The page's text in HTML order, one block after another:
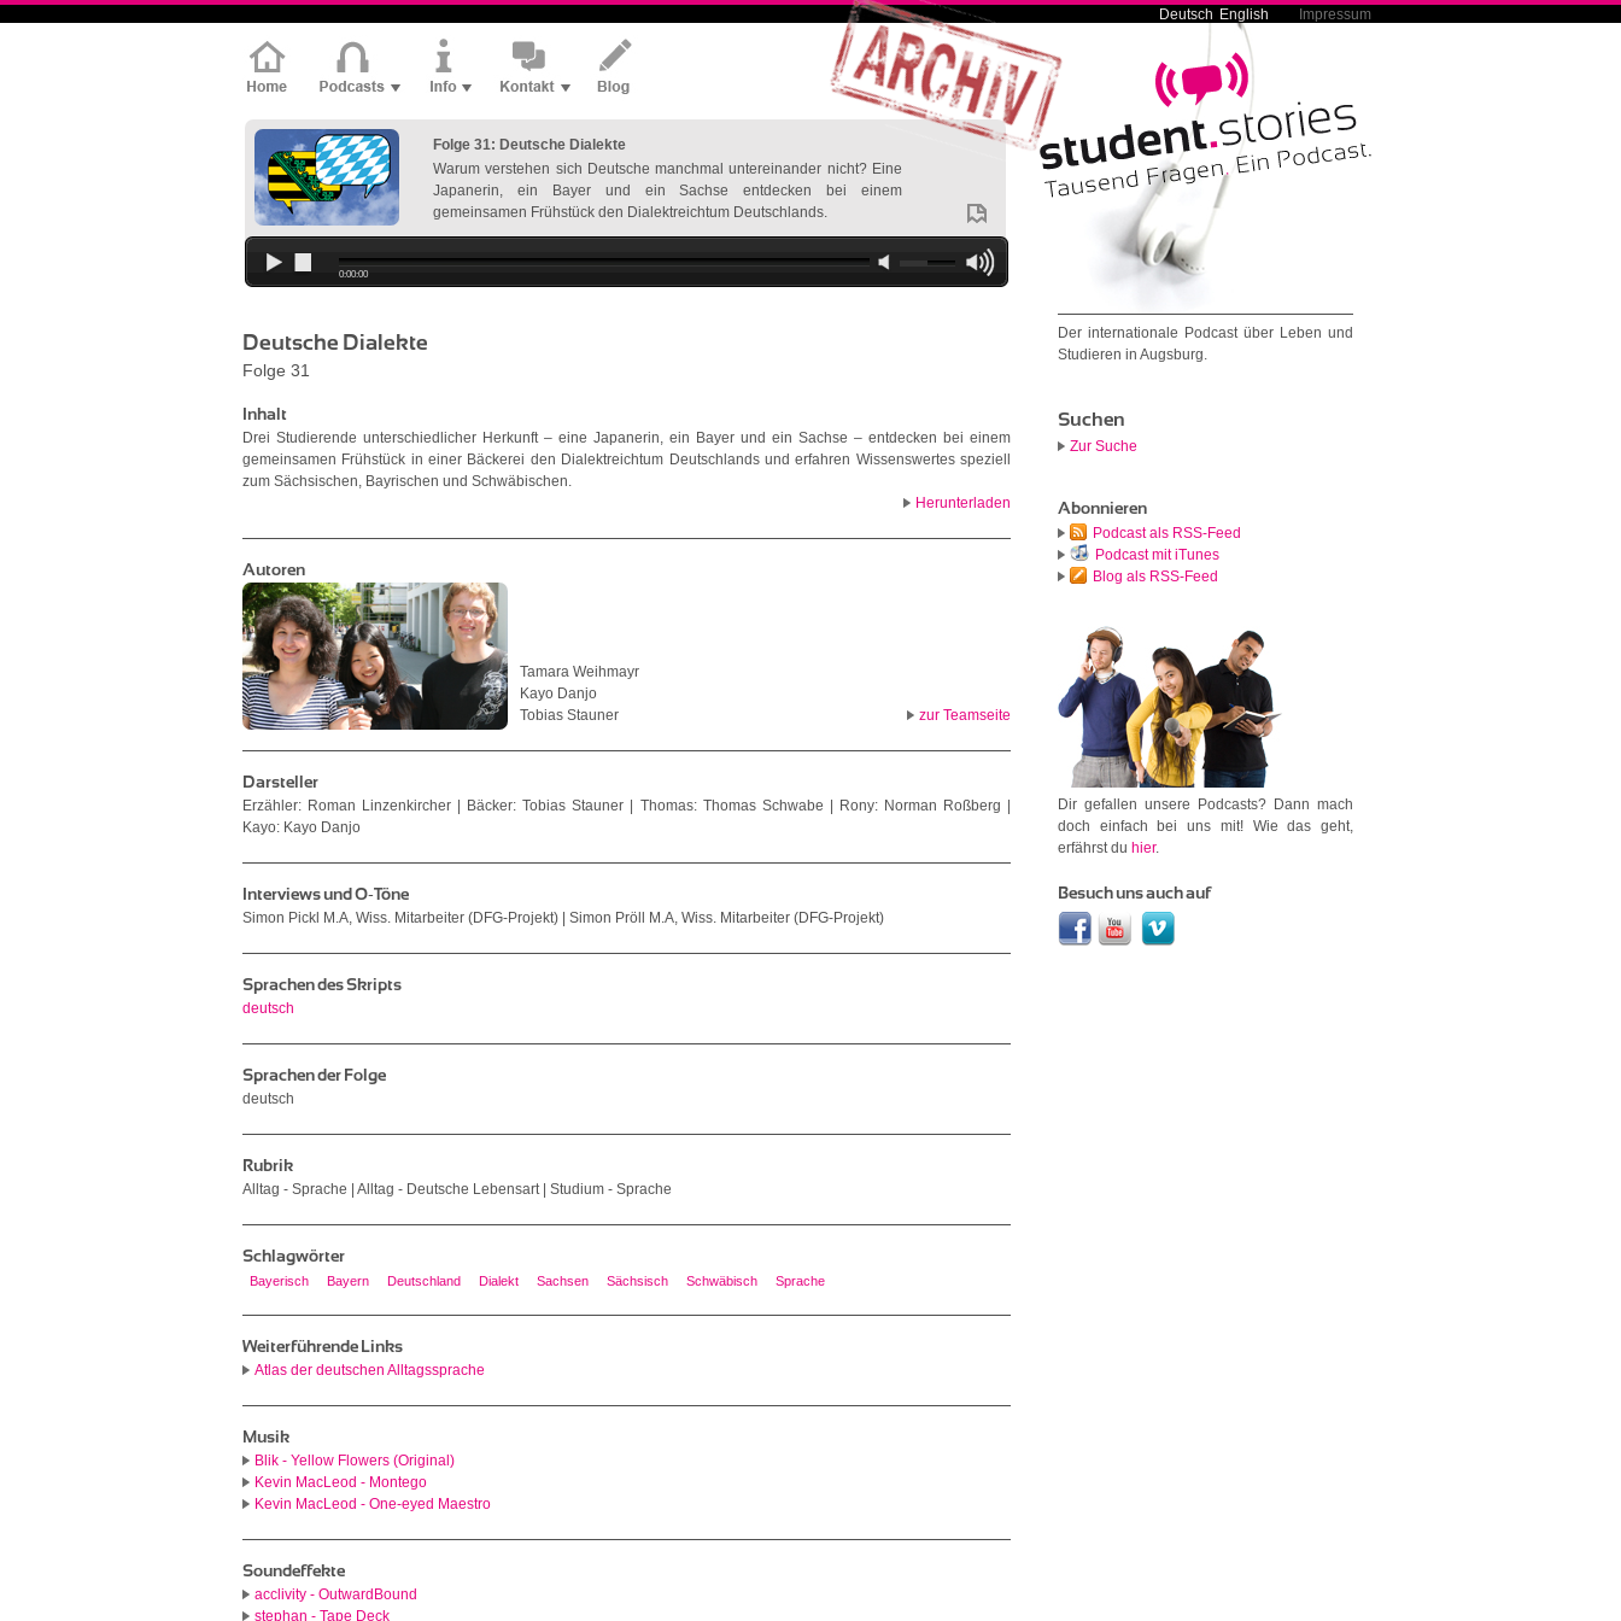
Impressum
English
Deutsch
Folge 31: Deutsche Dialekte
Warum verstehen sich Deutsche manchmal untereinander nicht? Eine
Japanerin, ein Bayer und ein Sachse entdecken bei einem
gemeinsamen Frühstück den Dialektreichtum Deutschlands.
0:00:00
Deutsche Dialekte
Folge 31
Inhalt
Drei Studierende unterschiedlicher Herkunft – eine Japanerin, ein Bayer und ein Sachse – entdecken bei einem
gemeinsamen Frühstück in einer Bäckerei den Dialektreichtum Deutschlands und erfahren Wissenswertes speziell
zum Sächsischen, Bayrischen und Schwäbischen.
Herunterladen
Autoren
Tamara Weihmayr
Kayo Danjo
Tobias Stauner
zur Teamseite
Darsteller
Erzähler: Roman Linzenkircher | Bäcker: Tobias Stauner | Thomas: Thomas Schwabe | Rony: Norman Roßberg |
Kayo: Kayo Danjo
Interviews und O-Töne
Simon Pickl M.A, Wiss. Mitarbeiter (DFG-Projekt) | Simon Pröll M.A, Wiss. Mitarbeiter (DFG-Projekt)
Sprachen des Skripts
deutsch
Sprachen der Folge
deutsch
Rubrik
Alltag - Sprache | Alltag - Deutsche Lebensart | Studium - Sprache
Schlagwörter
Bayerisch Bayern Deutschland Dialekt Sachsen Sächsisch Schwäbisch Sprache
Weiterführende Links
Atlas der deutschen Alltagssprache
Musik
Blik - Yellow Flowers (Original)
Kevin MacLeod - Montego
Kevin MacLeod - One-eyed Maestro
Soundeffekte
acclivity - OutwardBound
stephan - Tape Deck
Der internationale Podcast über Leben und
Studieren in Augsburg.
Suchen
Zur Suche
Abonnieren
Podcast als RSS-Feed
Podcast mit iTunes
Blog als RSS-Feed
Dir gefallen unsere Podcasts? Dann mach
doch einfach bei uns mit! Wie das geht,
erfährst du hier.
Besuch uns auch auf